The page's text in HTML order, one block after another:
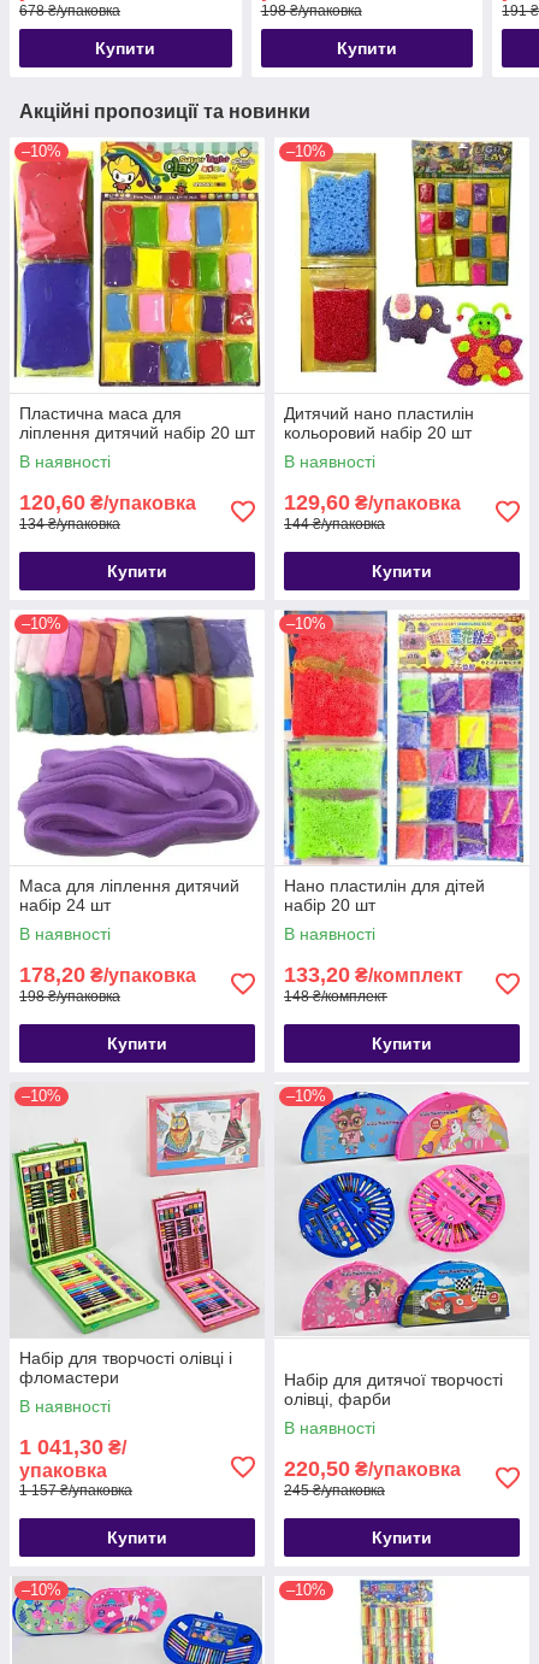
678 ₴/упаковка
Купити
198 ₴/упаковка
Купити
191
Акційні пропозиції та новинки
–10%
Пластична маса для
ліплення дитячий набір 20 шт
В наявності
120,60 ₴/упаковка
134 ₴/упаковка
Купити
–10%
Дитячий нано пластилін
кольоровий набір 20 шт
В наявності
129,60 ₴/упаковка
144 ₴/упаковка
Купити
–10%
Маса для ліплення дитячий
набір 24 шт
В наявності
178,20 ₴/упаковка
198 ₴/упаковка
Купити
–10%
Нано пластилін для дітей
набір 20 шт
В наявності
133,20 ₴/комплект
148 ₴/комплект
Купити
–10%
Набір для творчості олівці і
фломастери
В наявності
1 041,30 ₴/
упаковка
1 157 ₴/упаковка
Купити
–10%
Набір для дитячої творчості
олівці, фарби
В наявності
220,50 ₴/упаковка
245 ₴/упаковка
Купити
–10% –10%